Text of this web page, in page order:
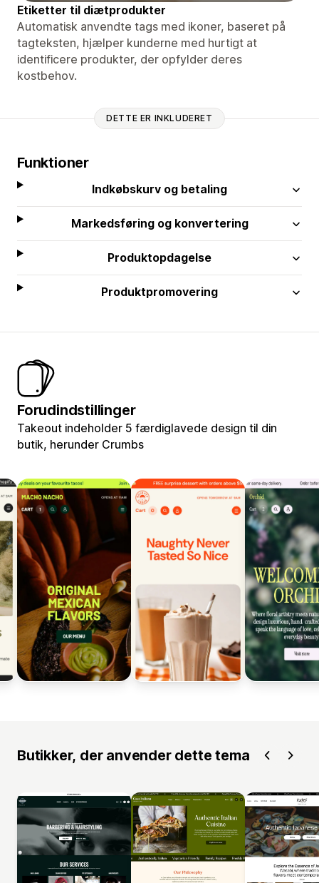
Etiketter til diætprodukter
Automatisk anvendte tags med ikoner, baseret på
tagteksten, hjælper kunderne med hurtigt at
identificere produkter, der opfylder deres
kostbehov.
DETTE ER INKLUDERET
Funktioner
Indkøbskurv og betaling
Markedsføring og konvertering
Produktopdagelse
Produktpromovering
Forudindstillinger
Takeout indeholder 5 færdiglavede design til din
butik, herunder Crumbs
Butikker, der anvender dette tema